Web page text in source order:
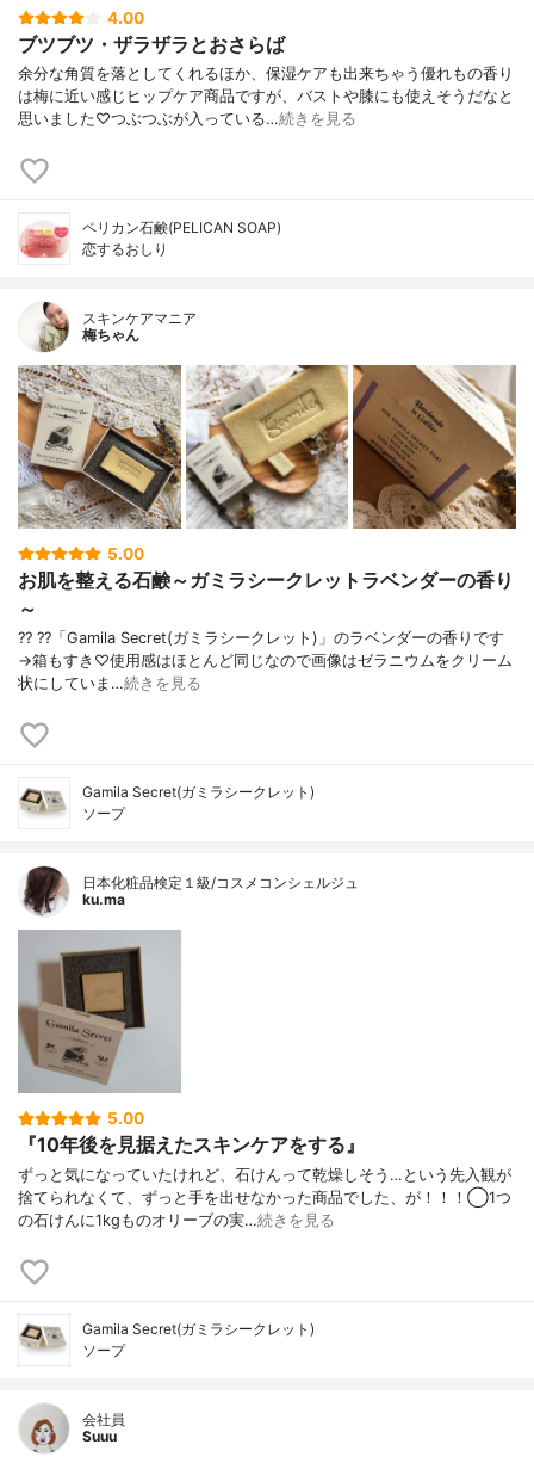
4.00
ブツブツ・ザラザラとおさらば
余分な角質を落としてくれるほか、保湿ケアも出来ちゃう優れもの香り
は梅に近い感じヒップケア商品ですが、バストや膝にも使えそうだなと
思いました♡つぶつぶが入っている…続きを見る
ペリカン石鹸(PELICAN SOAP)
恋するおしり
スキンケアマニア
梅ちゃん
5.00
お肌を整える石鹸～ガミラシークレットラベンダーの香り
～
?? ??「Gamila Secret(ガミラシークレット)」のラベンダーの香りです
→箱もすき♡使用感はほとんど同じなので画像はゼラニウムをクリーム
状にしていま…続きを見る
Gamila Secret(ガミラシークレット)
ソープ
日本化粧品検定１級/コスメコンシェルジュ
ku.ma
5.00
『10年後を見据えたスキンケアをする』
ずっと気になっていたけれど、石けんって乾燥しそう…という先入観が
捨てられなくて、ずっと手を出せなかった商品でした、が！！！◯1つ
の⽯けんに1kgものオリーブの実…続きを見る
Gamila Secret(ガミラシークレット)
ソープ
会社員
Suuu